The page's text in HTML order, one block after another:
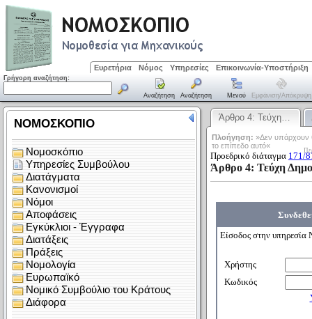
Ευρετήρια Νόμος Υπηρεσίες Επικοινωνία-Υποστήριξη
Γρήγορη αναζήτηση:
Αναζήτηση Αναζήτηση Μενού Εμφάνιση/απόκρυψη
Άρθρο 4: Τεύχη…